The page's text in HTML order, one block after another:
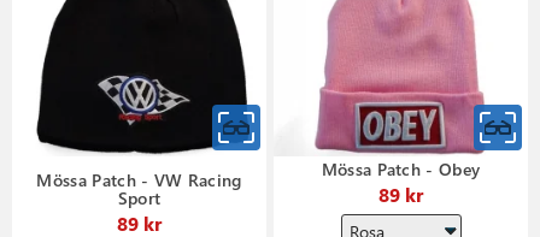
Mössa Patch - VW Racing
Sport
89 kr
Mössa Patch - Obey
89 kr